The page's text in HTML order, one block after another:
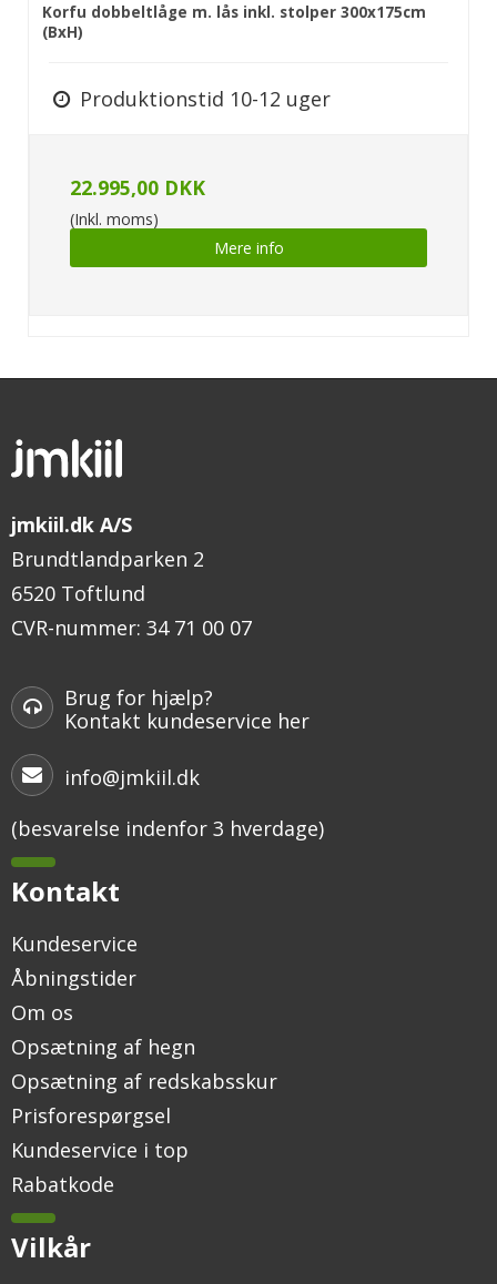
Korfu dobbeltlåge m. lås inkl. stolper 300x175cm
(BxH)
Produktionstid 10-12 uger
22.995,00 DKK
(Inkl. moms)
Mere info
jmkiil.dk A/S
Brundtlandparken 2
6520 Toftlund
CVR-nummer: 34 71 00 07
Brug for hjælp?
Kontakt kundeservice her
info@jmkiil.dk
(besvarelse indenfor 3 hverdage)
Kontakt
Kundeservice
Åbningstider
Om os
Opsætning af hegn
Opsætning af redskabsskur
Prisforespørgsel
Kundeservice i top
Rabatkode
Vilkår